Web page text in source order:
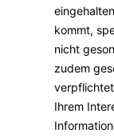
kommt,
nicht
zudem
Ihrem